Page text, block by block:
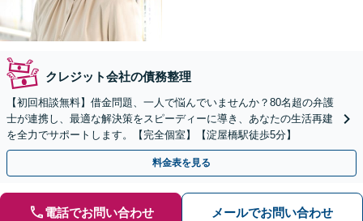
クレジット会社の債務整理
【初回相談無料】借金問題、一人で悩んでいませんか？80名超の弁護
士が連携し、最適な解決策をスピーディーに導き、あなたの生活再建
を全力でサポートします。【完全個室】【淀屋橋駅徒歩5分】
料金表を見る
電話でお問い合わせ メールでお問い合わせ